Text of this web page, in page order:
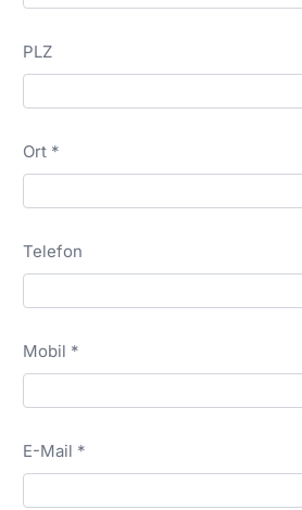
PLZ
Ort *
Telefon
Mobil *
E-Mail *